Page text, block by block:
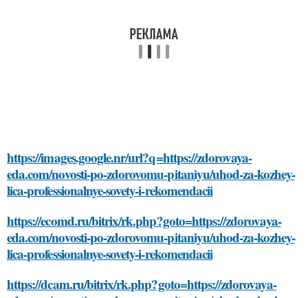
https://images.google.nr/url?q=https://zdorovaya-
eda.com/novosti-po-zdorovomu-pitaniyu/uhod-za-kozhey-
lica-professionalnye-sovety-i-rekomendacii
https://ecomd.ru/bitrix/rk.php?goto=https://zdorovaya-
eda.com/novosti-po-zdorovomu-pitaniyu/uhod-za-kozhey-
lica-professionalnye-sovety-i-rekomendacii
https://dcam.ru/bitrix/rk.php?goto=https://zdorovaya-